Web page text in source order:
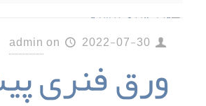
adminon 2022-07-30
ورق فنری